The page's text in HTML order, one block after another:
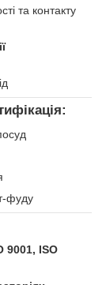
та контакту
фуду
9001, ISO